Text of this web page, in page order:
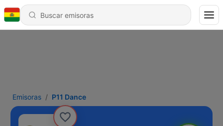
Emisoras P11 Dance